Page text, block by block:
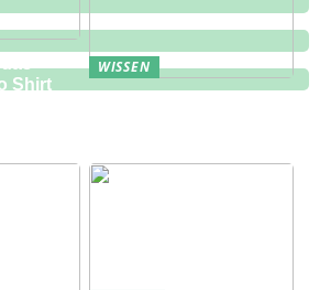
Shirt
WISSEN